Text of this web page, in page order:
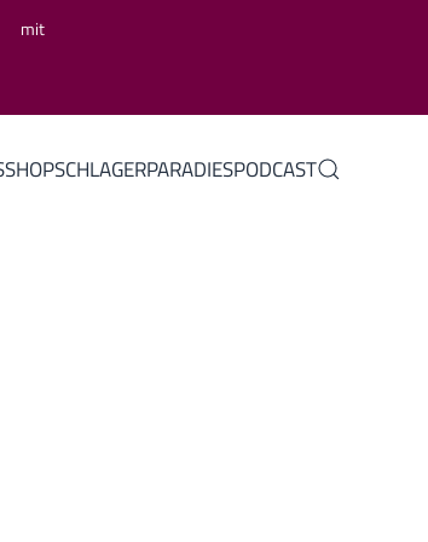
mit
SHOPSCHLAGERPARADIESPODCAST